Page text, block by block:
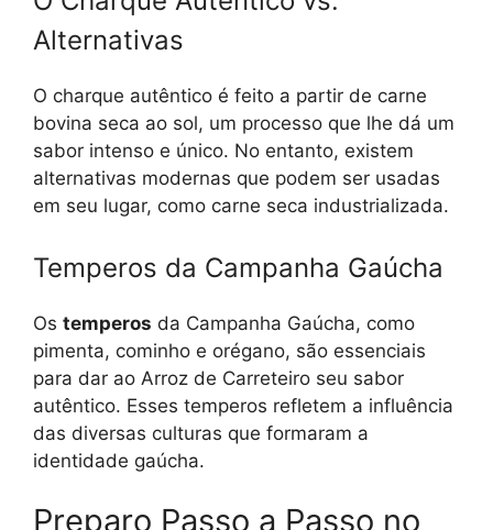
Alternativas
O charque autêntico é feito a partir de carne
bovina seca ao sol, um processo que lhe dá um
sabor intenso e único. No entanto, existem
alternativas modernas que podem ser usadas
em seu lugar, como carne seca industrializada.
Temperos da Campanha Gaúcha
Os temperos da Campanha Gaúcha, como
pimenta, cominho e orégano, são essenciais
para dar ao Arroz de Carreteiro seu sabor
autêntico. Esses temperos refletem a influência
das diversas culturas que formaram a
identidade gaúcha.
Preparo Passo a Passo no